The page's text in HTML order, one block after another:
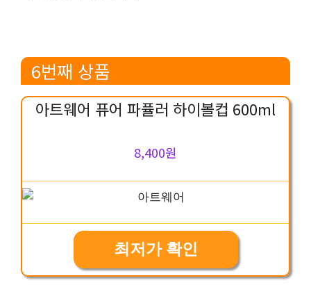
6번째 상품
아트웨어 퓨어 파퓰러 하이볼컵 600ml
8,400원
최저가 확인